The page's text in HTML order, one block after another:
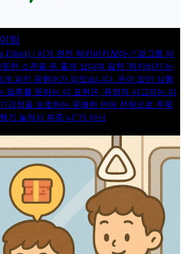
팅
Effect) | 이거 완전 럭키비키잖아~? 걸그룹 아
한 스콘을 운 좋게 샀다며 말한 '럭키비키'는,
게 퍼진 유행어가 되었습니다. 운이 없던 상황
말투를 뜻하는 이 표현은, 원영적 사고라는 이
감정을 보호하는 유쾌한 언어 전략으로 주목
기 놓쳐서 짜증 나"가 아닌